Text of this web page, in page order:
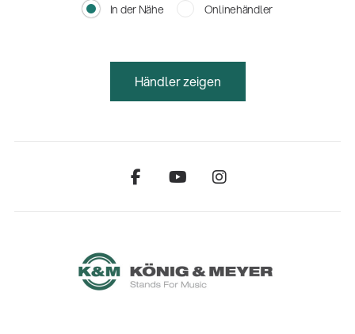
In der Nähe Onlinehändler
Händler zeigen